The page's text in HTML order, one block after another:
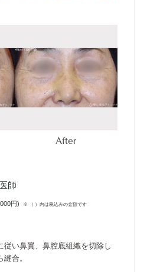
After
師
円) ※ （ ）内は税込みの金額です
従い鼻翼、鼻腔底組織を切除し
合。